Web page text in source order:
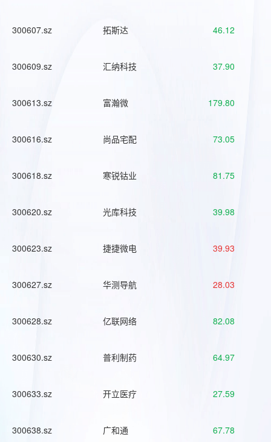
300607.sz 拓斯达 46.12
300609.sz 汇纳科技 37.90
300613.sz 富瀚微 179.80
300616.sz 尚品宅配 73.05
300618.sz 寒锐钴业 81.75
300620.sz 光库科技 39.98
300623.sz 捷捷微电 39.93
300627.sz 华测导航 28.03
300628.sz 亿联网络 82.08
300630.sz 普利制药 64.97
300633.sz 开立医疗 27.59
300638.sz 广和通 67.78